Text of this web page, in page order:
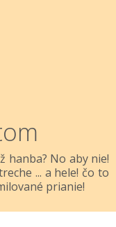
hanba? No aby nie!
... a hele! čo to
prianie!